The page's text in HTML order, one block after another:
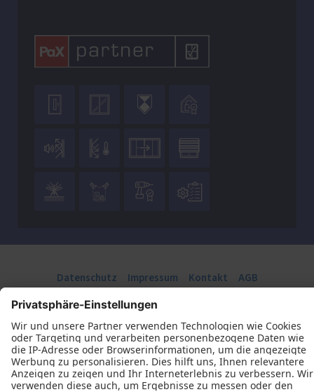
  
   
   
Datenschutz Impressum Kontakt
AGB
Schreinerei Runkel Inhaber Tischlermeister Arne Keup © 2026